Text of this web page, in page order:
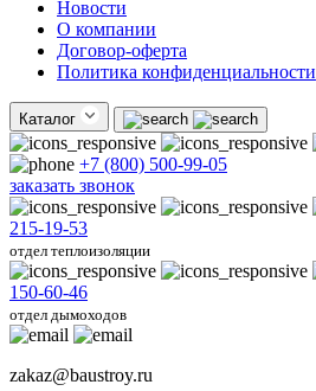
Новости
О компании
Договор-оферта
Политика конфиденциальности
Каталог
+7 (800) 500-99-05
заказать звонок
215-19-53
отдел теплоизоляции
150-60-46
отдел дымоходов
zakaz@baustroy.ru